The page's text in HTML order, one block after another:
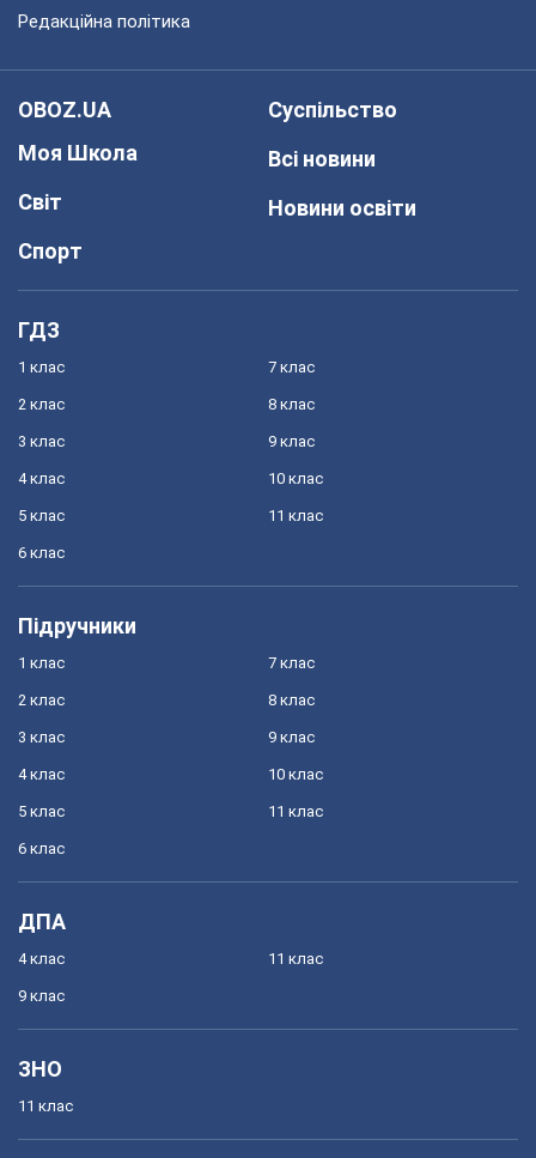
Редакційна політика
OBOZ.UA
Моя Школа
Світ
Спорт
Суспільство
Всі новини
Новини освіти
ГДЗ
1 клас
2 клас
3 клас
4 клас
5 клас
6 клас
7 клас
8 клас
9 клас
10 клас
11 клас
Підручники
1 клас
2 клас
3 клас
4 клас
5 клас
6 клас
7 клас
8 клас
9 клас
10 клас
11 клас
ДПА
4 клас
9 клас
11 клас
ЗНО
11 клас